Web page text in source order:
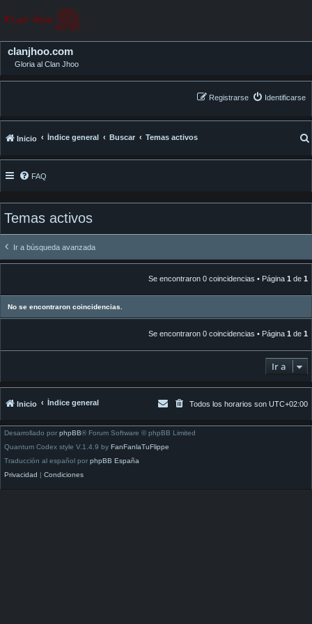
clanjhoo.com
Gloria al Clan Jhoo
Identificarse
Registrarse
Inicio Índice general Buscar Temas activos
FAQ
Temas activos
Ir a búsqueda avanzada
Se encontraron 0 coincidencias • Página 1 de 1
No se encontraron coincidencias.
Se encontraron 0 coincidencias • Página 1 de 1
Ir a
Inicio Índice general Todos los horarios son UTC+02:00
Desarrollado por phpBB® Forum Software © phpBB Limited
Quantum Codex style V.1.4.9 by FanFanlaTuFlippe
Traducción al español por phpBB España
Privacidad
Condiciones